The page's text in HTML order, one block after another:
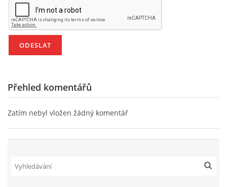
DUŠIČKY
SVATÝ MARTIN
SVATÁ KATEŘINA 25.LISTOPADU
SVATÁ BARBORA 4.12.
Přehled komentářů
Zatím nebyl vložen žádný komentář